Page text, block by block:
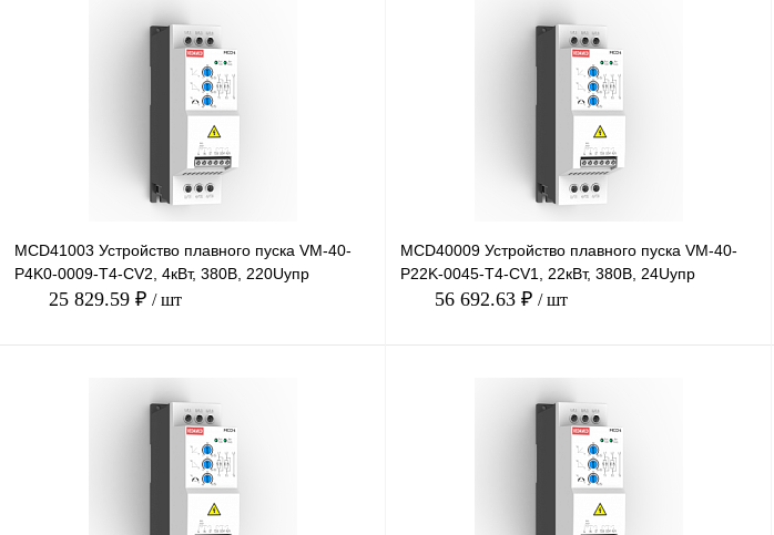
MCD41003 Устройство плавного пуска VM-40-
P4K0-0009-T4-CV2, 4кВт, 380В, 220Uупр
25 829.59 ₽ / шт
Сравнение
Под заказ
MCD40009 Устройство плавного пуска VM-40-
P22K-0045-T4-CV1, 22кВт, 380В, 24Uупр
56 692.63 ₽ / шт
Сравнение
Под заказ